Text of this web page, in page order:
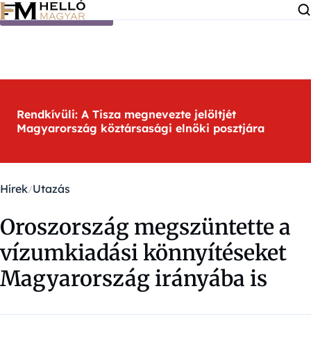
Ugrás a tartalomra
Rendkívüli: A Tisza megnevezte jelöltjét
Magyarország köztársasági elnöki posztjára
Hírek Utazás
Oroszország megszüntette a
vízumkiadási könnyítéseket
Magyarország irányába is